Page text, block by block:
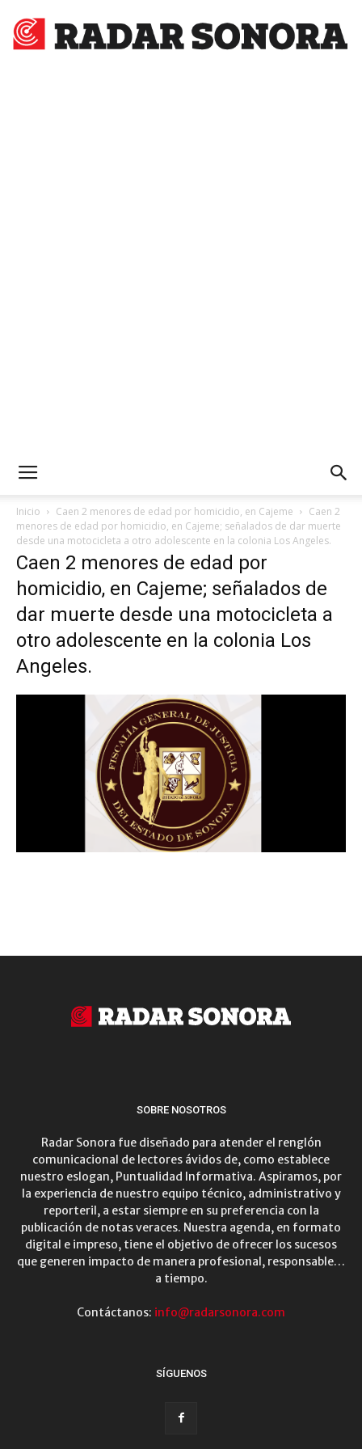
Inicio Caen 2 menores de edad por homicidio, en Cajeme
Caen 2
menores de edad por homicidio, en Cajeme; señalados de dar muerte
desde una motocicleta a otro adolescente en la colonia Los Angeles.
Caen 2 menores de edad por
homicidio, en Cajeme; señalados de
dar muerte desde una motocicleta a
otro adolescente en la colonia Los
Angeles.
SOBRE NOSOTROS
Radar Sonora fue diseñado para atender el renglón
comunicacional de lectores ávidos de, como establece
nuestro eslogan, Puntualidad Informativa. Aspiramos, por
la experiencia de nuestro equipo técnico, administrativo y
reporteril, a estar siempre en su preferencia con la
publicación de notas veraces. Nuestra agenda, en formato
digital e impreso, tiene el objetivo de ofrecer los sucesos
que generen impacto de manera profesional, responsable…
a tiempo.
Contáctanos: info@radarsonora.com
SÍGUENOS